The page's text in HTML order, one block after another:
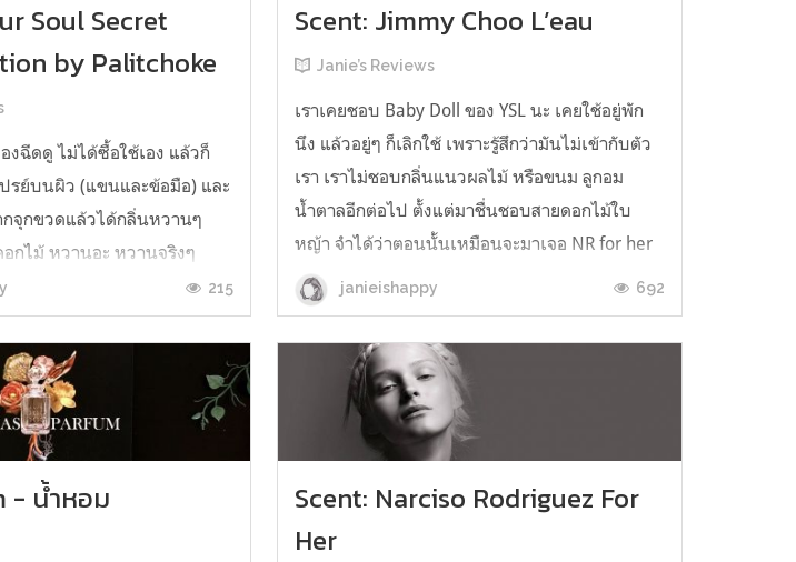
Soul Secret
by Palitchoke
งฉีดดู ไม่ได้ซื้อใช้เอง แล้วก็
รย์บนผิว (แขนและข้อมือ) และ
จุกขวดแล้วได้กลิ่นหวานๆ
กไม้ หวานอะ หวานจริงๆ
ต่ก็อยากลอง ฮ่าๆ ฉีดลงบนผิว
มะกรูดโชยเข้าจมูกแบบแรง
กน้อย เป็นอยู่แบบนั้นสัก ...
215
Scent: Jimmy Choo L’eau
Janie’s Reviews
เราเคยชอบ Baby Doll ของ YSL นะ เคยใช้อยู่พัก
นึง แล้วอยู่ๆ ก็เลิกใช้ เพราะรู้สึกว่ามันไม่เข้ากับตัว
เรา เราไม่ชอบกลิ่นแนวผลไม้ หรือขนม ลูกอม
น้ำตาลอีกต่อไป ตั้งแต่มาชื่นชอบสายดอกไม้ใบ
หญ้า จำได้ว่าตอนนั้นเหมือนจะมาเจอ NR for her
เข้า แล้วก็ใช้ตัวนั้นมาตลอด แทบจะไม่ได้เปลี่ยน
เลย Jimmy Choo L'eau ตัวนี้เ...
janieishappy 692
- น้ำหอม
Scent: Narciso Rodriguez For
Her